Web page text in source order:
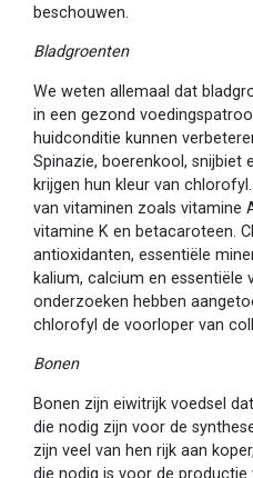
beschouwen.
Bladgroenten
We weten allemaal dat
in een gezond
huidconditie kunnen
Spinazie, boerenkool, snijbiet
krijgen hun kleur van
van vitaminen zoals vitamine
vitamine K en betacaroteen.
antioxidanten, essentiële
kalium, calcium en essentiële
onderzoeken hebben
chlorofyl de voorloper van
Bonen
Bonen zijn eiwitrijk voedsel
die nodig zijn voor de
zijn veel van hen rijk aan
die nodig is voor de productie